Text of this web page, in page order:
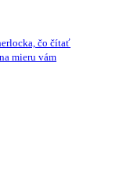
čo čítať
mieru vám